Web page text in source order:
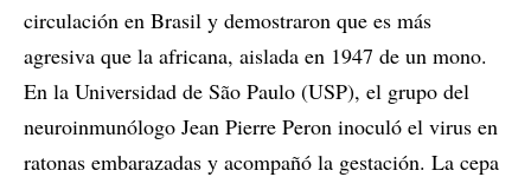
circulación en Brasil y demostraron que es más
agresiva que la africana, aislada en 1947 de un mono.
En la Universidad de São Paulo (USP), el grupo del
neuroinmunólogo Jean Pierre Peron inoculó el virus en
ratonas embarazadas y acompañó la gestación. La cepa